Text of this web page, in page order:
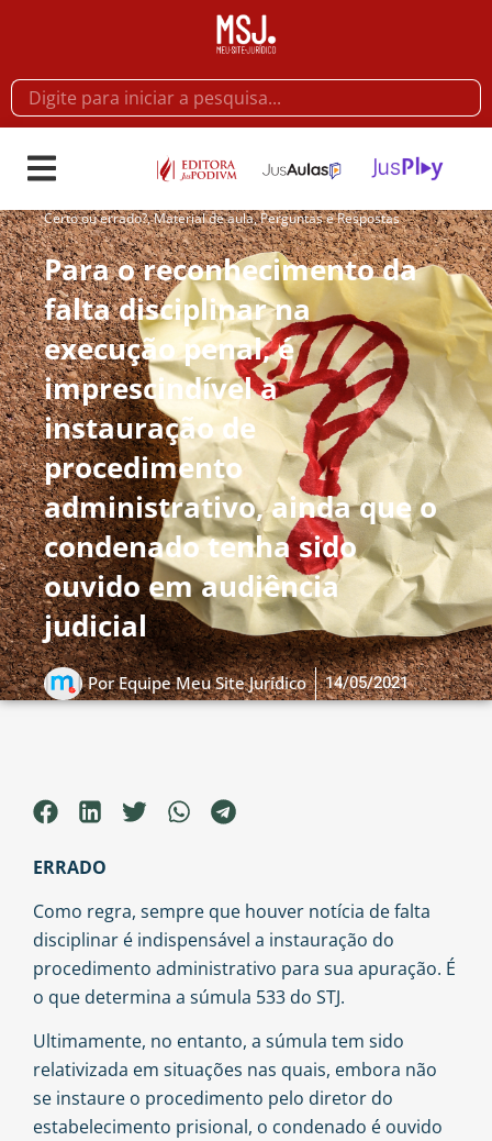
Certo ou errado?,Material de aula,Perguntas e Respostas
Para o reconhecimento da
falta disciplinar na
execução penal, é
imprescindível a
instauração de
procedimento
administrativo, ainda que o
condenado tenha sido
ouvido em audiência
judicial
PorEquipe Meu Site Jurídico 14/05/2021
ERRADO
Como regra, sempre que houver notícia de falta
disciplinar é indispensável a instauração do
procedimento administrativo para sua apuração. É
o que determina a súmula 533 do STJ.
Ultimamente, no entanto, a súmula tem sido
relativizada em situações nas quais, embora não
se instaure o procedimento pelo diretor do
estabelecimento prisional, o condenado é ouvido